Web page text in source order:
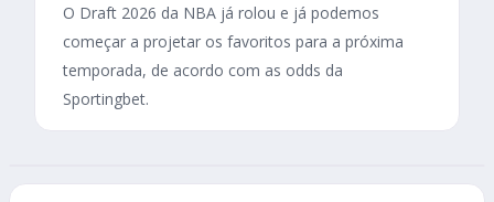
O Draft 2026 da NBA já rolou e já podemos
começar a projetar os favoritos para a próxima
temporada, de acordo com as odds da
Sportingbet.